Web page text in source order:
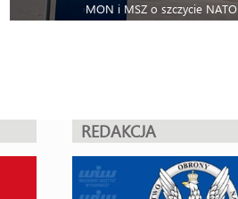
MON i MSZ o szczycie NATO
REDAKCJA